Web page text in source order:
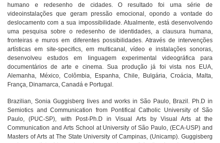
humano e redesenho de cidades. O resultado foi uma série de
videoinstalações que geram pressão emocional, opondo a vontade do
deslocamento com a sua impossibilidade. Atualmente, está desenvolvendo
uma pesquisa sobre o redesenho de identidades, a clausura humana,
fronteiras e muros em diferentes possibilidades. Através de intervenções
artísticas em site-specifics, em multicanal, vídeo e instalações sonoras,
desenvolveu estudos em linguagem experimental videográfica para
documentários de arte e cinema. Sua produção já foi vista nos EUA,
Alemanha, México, Colômbia, Espanha, Chile, Bulgária, Croácia, Malta,
França, Dinamarca, Canadá e Portugal.
Brazilian, Sonia Guggisberg lives and works in São Paulo, Brazil. Ph.D in
Semiotics and Communication from Pontifical Catholic University of São
Paulo, (PUC-SP), with Post-Ph.D in Visual Arts by Visual Arts at the
Communication and Arts School at University of São Paulo, (ECA-USP) and
Masters of Arts at The State University of Campinas, (Unicamp). Guggisberg